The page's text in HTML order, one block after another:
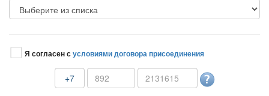
Я согласен сусловиями договора присоединения
+7